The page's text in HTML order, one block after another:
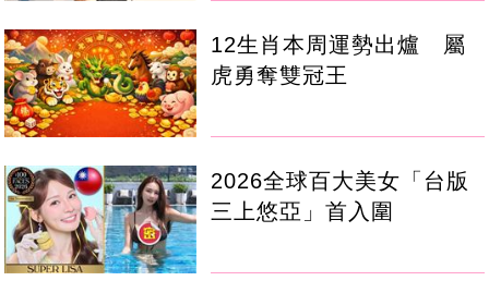
12生肖本周運勢出爐 屬
虎勇奪雙冠王
2026全球百大美女「台版
三上悠亞」首入圍